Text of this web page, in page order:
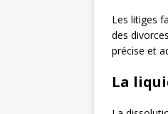
Les litiges
des
précise et
La